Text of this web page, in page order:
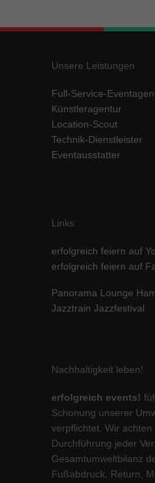
Unsere Leistungen
Full-Service-
Künstleragentur
Location-Scout
Technik-Dienstleister
Eventausstatter
Links
erfolgreich feiern auf
erfolgreich feiern auf
Panorama Lounge
Jazztrain Jazzfestival
Nachhaltigkeit leben!
erfolgreich events!
Schonung unserer
verpflichtet. Wir
Durchführung jeder
Gesamtumweltbilanz
Fußabdruck, Return,
standardmäßig blockiert. Wenn
Cookie-
powered by Borlabs Cookie